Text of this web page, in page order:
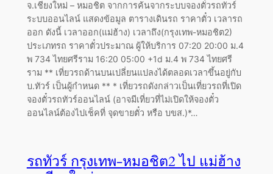
จ.เชียงใหม่ – หมอชิต จากการค้นจากระบบจองตั๋วรถทัวร์
ระบบออนไลน์ แสดงข้อมูล ตารางเดินรถ ราคาตั๋ว เวลารถ
ออก ดังนี้ เวลาออก(แม่ฮ้าง) เวลาถึง(กรุงเทพ-หมอชิต2)
ประเภทรถ ราคาตั๋วประมาณ ผู้ให้บริการ 07:20 20:00 ม.4
พ 734 ไทยศรีราม 16:20 05:00 +1d ม.4 พ 734 ไทยศรี
ราม ** เที่ยวรถด้านบนเปลี่ยนแปลงได้ตลอดเวลาขึ้นอยู่กับ
บ.ทัวร์ เป็นผู้กำหนด ** * เที่ยวรถดังกล่าวเป็นเที่ยวรถที่เปิด
จองตั๋วรถทัวร์ออนไลน์ (อาจมีเที่ยวที่ไม่เปิดให้จองตั๋ว
ออนไลน์ต้องไปเช็คที่ จุดขายตั๋ว หรือ บขส.)*…
รถทัวร์ กรุงเทพ-หมอชิต2 ไป แม่ฮ้าง